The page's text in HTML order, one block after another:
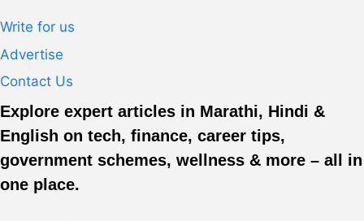
Write for us
Advertise
Contact Us
Explore expert articles in Marathi, Hindi &
English on tech, finance, career tips,
government schemes, wellness & more – all in
one place.